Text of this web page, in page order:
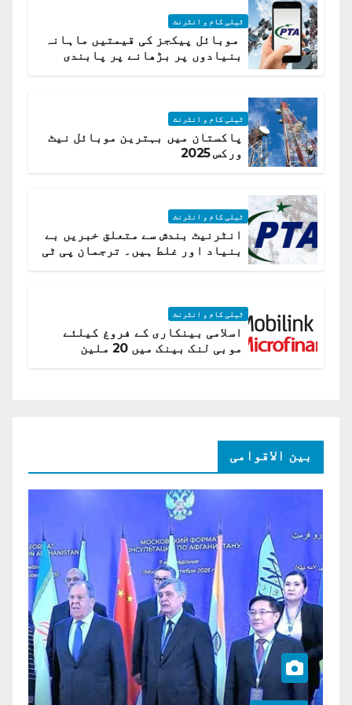
ٹیلی کام و انٹرنٹ
موبائل پیکجز کی قیمتیں ماہانہ
بنیادوں پر بڑھانے پر پابندی
ٹیلی کام و انٹرنٹ
پاکستان میں بہترین موبائل نیٹ
ورکس 2025
ٹیلی کام و انٹرنٹ
انٹرنیٹ بندش سے متعلق خبریں بے
بنیاد اور غلط ہیں۔ ترجمان پی ٹی
ٹیلی کام و انٹرنٹ
اسلامی بینکاری کے فروغ کیلئے
موبی لنک بینک میں 20 ملین
بین الاقوامی